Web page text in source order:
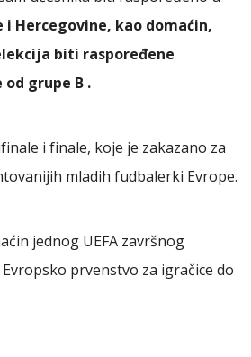
i Hercegovine, kao domaćin,
biti raspoređene
grupe B .
i finale, koje je zakazano za
mladih fudbalerki Evrope.
jednog UEFA završnog
prvenstvo za igračice do